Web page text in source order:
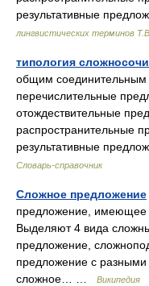
результативные
лингвистических терминов
типология
общим соединительным
перечислительные
отождествительные
распространительные
результативные
Словарь-справочник
Сложное предложение
предложение, имеющее
Выделяют 4 вида
предложение,
предложение с
сложное… …
Википедия